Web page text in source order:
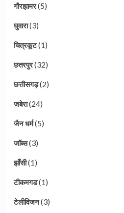
गौरझामर(5)
घुवारा(3)
चित्रकूट(1)
छतरपुर(32)
छत्तीसगड़(2)
जबेरा(24)
जैन धर्म(5)
जॉब्स(3)
झाँसी(1)
टीकमगड(1)
टेलीविजन(3)